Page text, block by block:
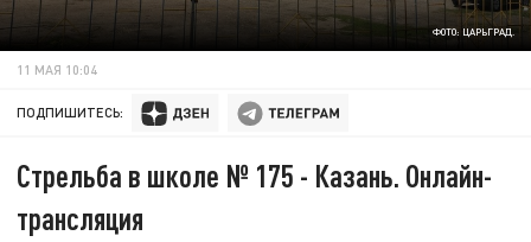
ФОТО: ЦАРЬГРАД.
11 МАЯ 10:04
ПОДПИШИТЕСЬ:
Стрельба в школе № 175 - Казань. Онлайн-
трансляция